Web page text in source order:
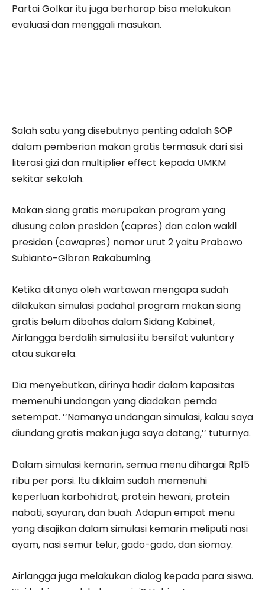
Partai Golkar itu juga berharap bisa melakukan
evaluasi dan menggali masukan.
Salah satu yang disebutnya penting adalah SOP
dalam pemberian makan gratis termasuk dari sisi
literasi gizi dan multiplier effect kepada UMKM
sekitar sekolah.
Makan siang gratis merupakan program yang
diusung calon presiden (capres) dan calon wakil
presiden (cawapres) nomor urut 2 yaitu Prabowo
Subianto-Gibran Rakabuming.
Ketika ditanya oleh wartawan mengapa sudah
dilakukan simulasi padahal program makan siang
gratis belum dibahas dalam Sidang Kabinet,
Airlangga berdalih simulasi itu bersifat vuluntary
atau sukarela.
Dia menyebutkan, dirinya hadir dalam kapasitas
memenuhi undangan yang diadakan pemda
setempat. ’’Namanya undangan simulasi, kalau saya
diundang gratis makan juga saya datang,’’ tuturnya.
Dalam simulasi kemarin, semua menu dihargai Rp15
ribu per porsi. Itu diklaim sudah memenuhi
keperluan karbohidrat, protein hewani, protein
nabati, sayuran, dan buah. Adapun empat menu
yang disajikan dalam simulasi kemarin meliputi nasi
ayam, nasi semur telur, gado-gado, dan siomay.
Airlangga juga melakukan dialog kepada para siswa.